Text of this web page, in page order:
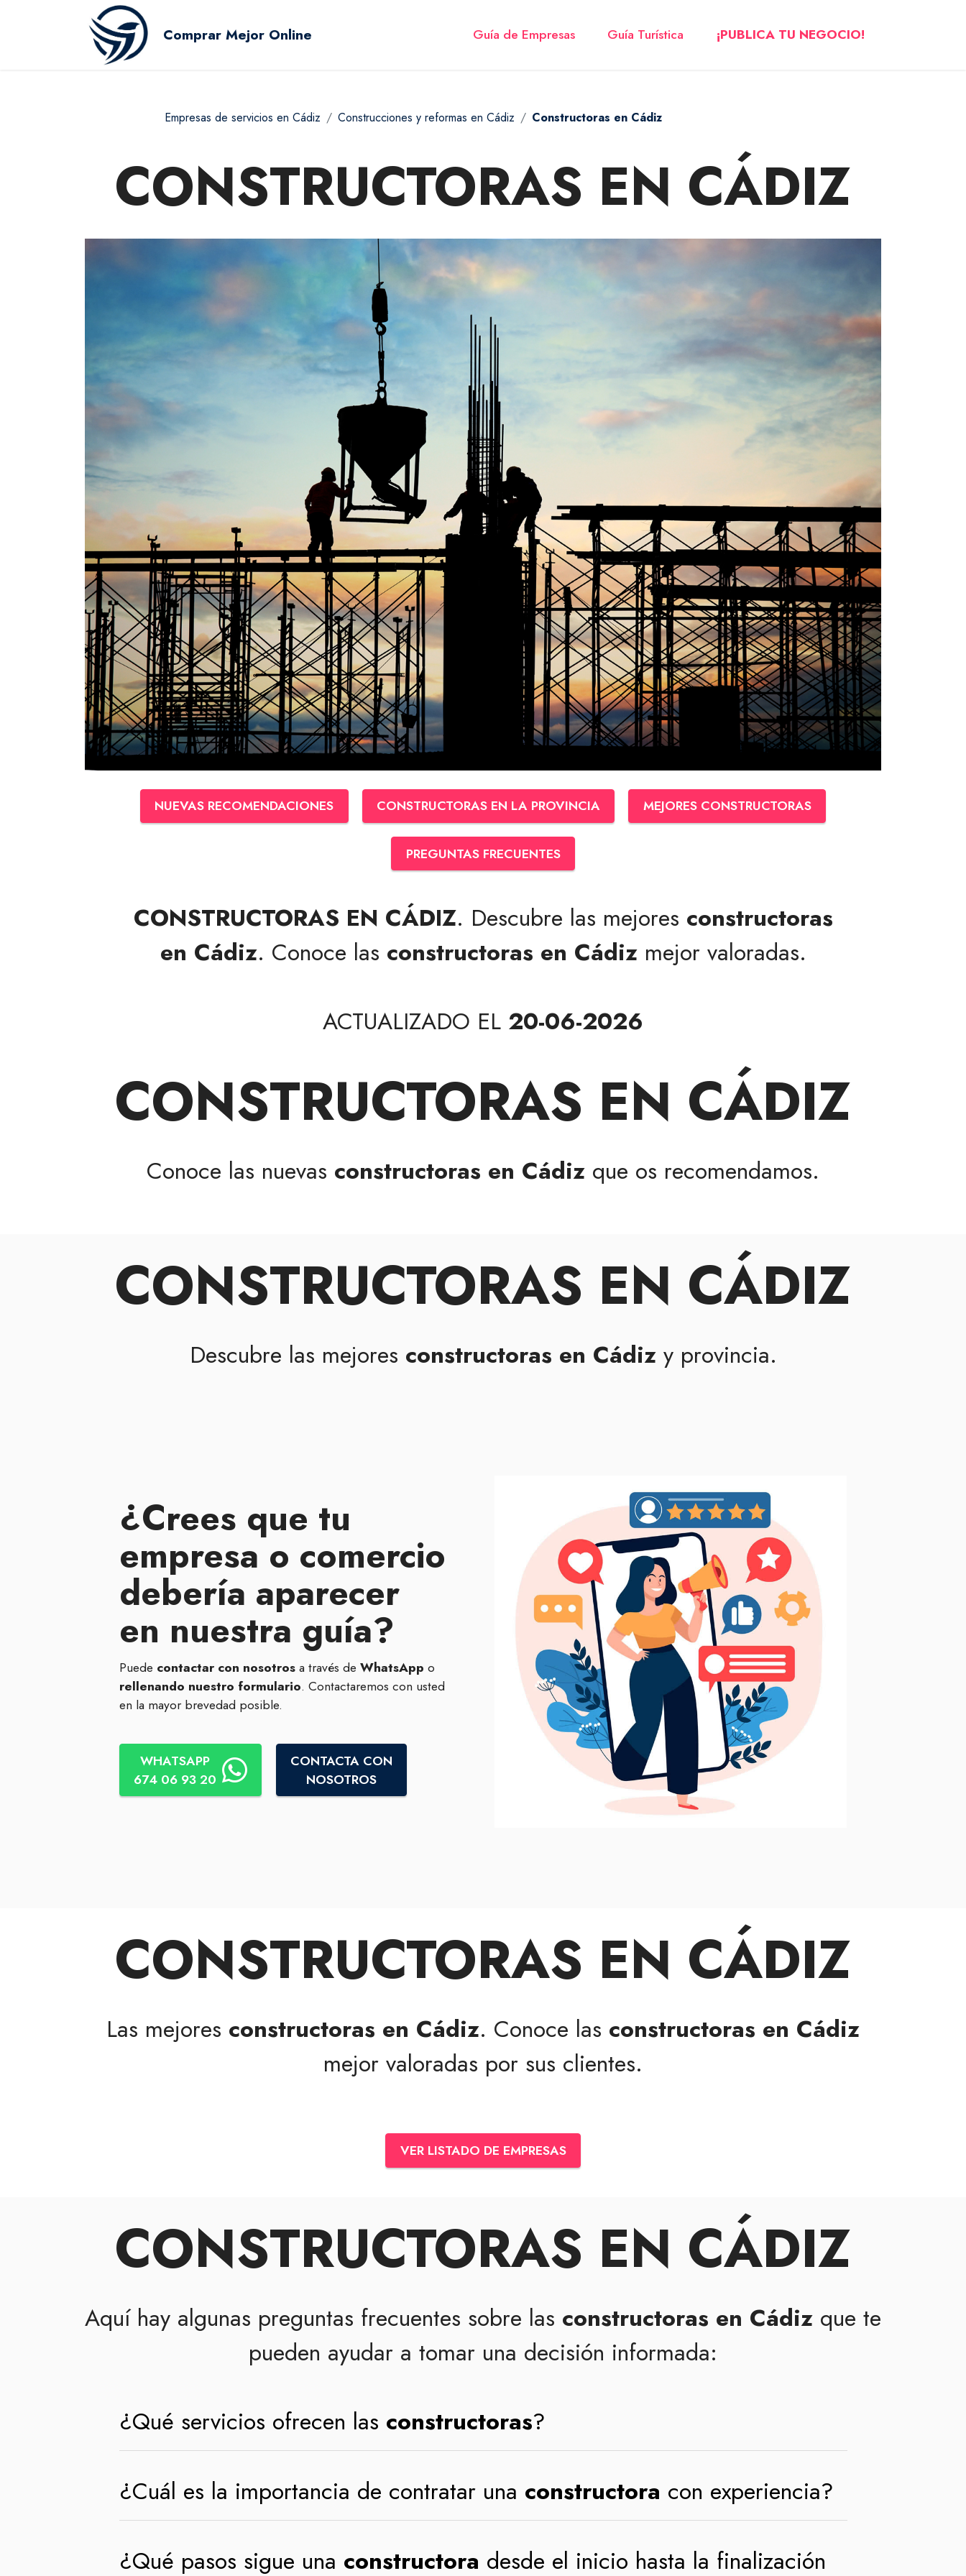
Comprar Mejor Online Guía de Empresas Guía Turística ¡PUBLICA TU NEGOCIO!
Empresas de servicios en Cádiz Construcciones y reformas en Cádiz Constructoras en Cádiz
CONSTRUCTORAS EN CÁDIZ
NUEVAS RECOMENDACIONES CONSTRUCTORAS EN LA PROVINCIA MEJORES CONSTRUCTORAS
PREGUNTAS FRECUENTES
CONSTRUCTORAS EN CÁDIZ. Descubre las mejores constructoras
en Cádiz. Conoce las constructoras en Cádizmejor valoradas.
ACTUALIZADO EL 20-06-2026
CONSTRUCTORAS EN CÁDIZ
Conoce las nuevas constructoras en Cádiz que os recomendamos.
CONSTRUCTORAS EN CÁDIZ
Descubre las mejores constructoras en Cádizy provincia.
¿Crees que tu
empresa o comercio
debería aparecer
en nuestra guía?
Puede contactar con nosotrosa través de WhatsApp o
rellenando nuestro formulario. Contactaremos con usted
en la mayor brevedad posible.
WHATSAPP
674 06 93 20
CONTACTA CON
NOSOTROS
CONSTRUCTORAS EN CÁDIZ
Las mejores constructoras en Cádiz. Conoce las constructoras en Cádiz
mejor valoradas por sus clientes.
VER LISTADO DE EMPRESAS
CONSTRUCTORAS EN CÁDIZ
Aquí hay algunas preguntas frecuentes sobre las constructoras en Cádiz que te
pueden ayudar a tomar una decisión informada:
¿Qué servicios ofrecen las constructoras?
¿Cuál es la importancia de contratar una constructora con experiencia?
¿Qué pasos sigue una constructora desde el inicio hasta la finalización